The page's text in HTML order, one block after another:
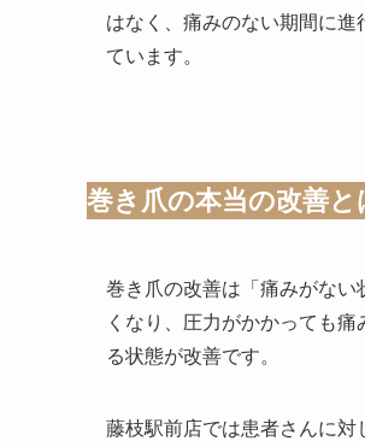
はなく、痛みのない期間に
ています。
巻き爪の本当の改善と
巻き爪の改善は「痛みがな
くなり、圧力がかかっても
る状態が改善です。
藤枝駅前店では患者さんに